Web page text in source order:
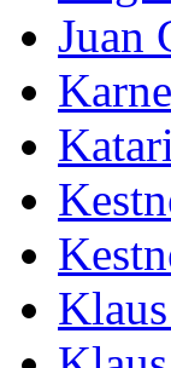
Juan